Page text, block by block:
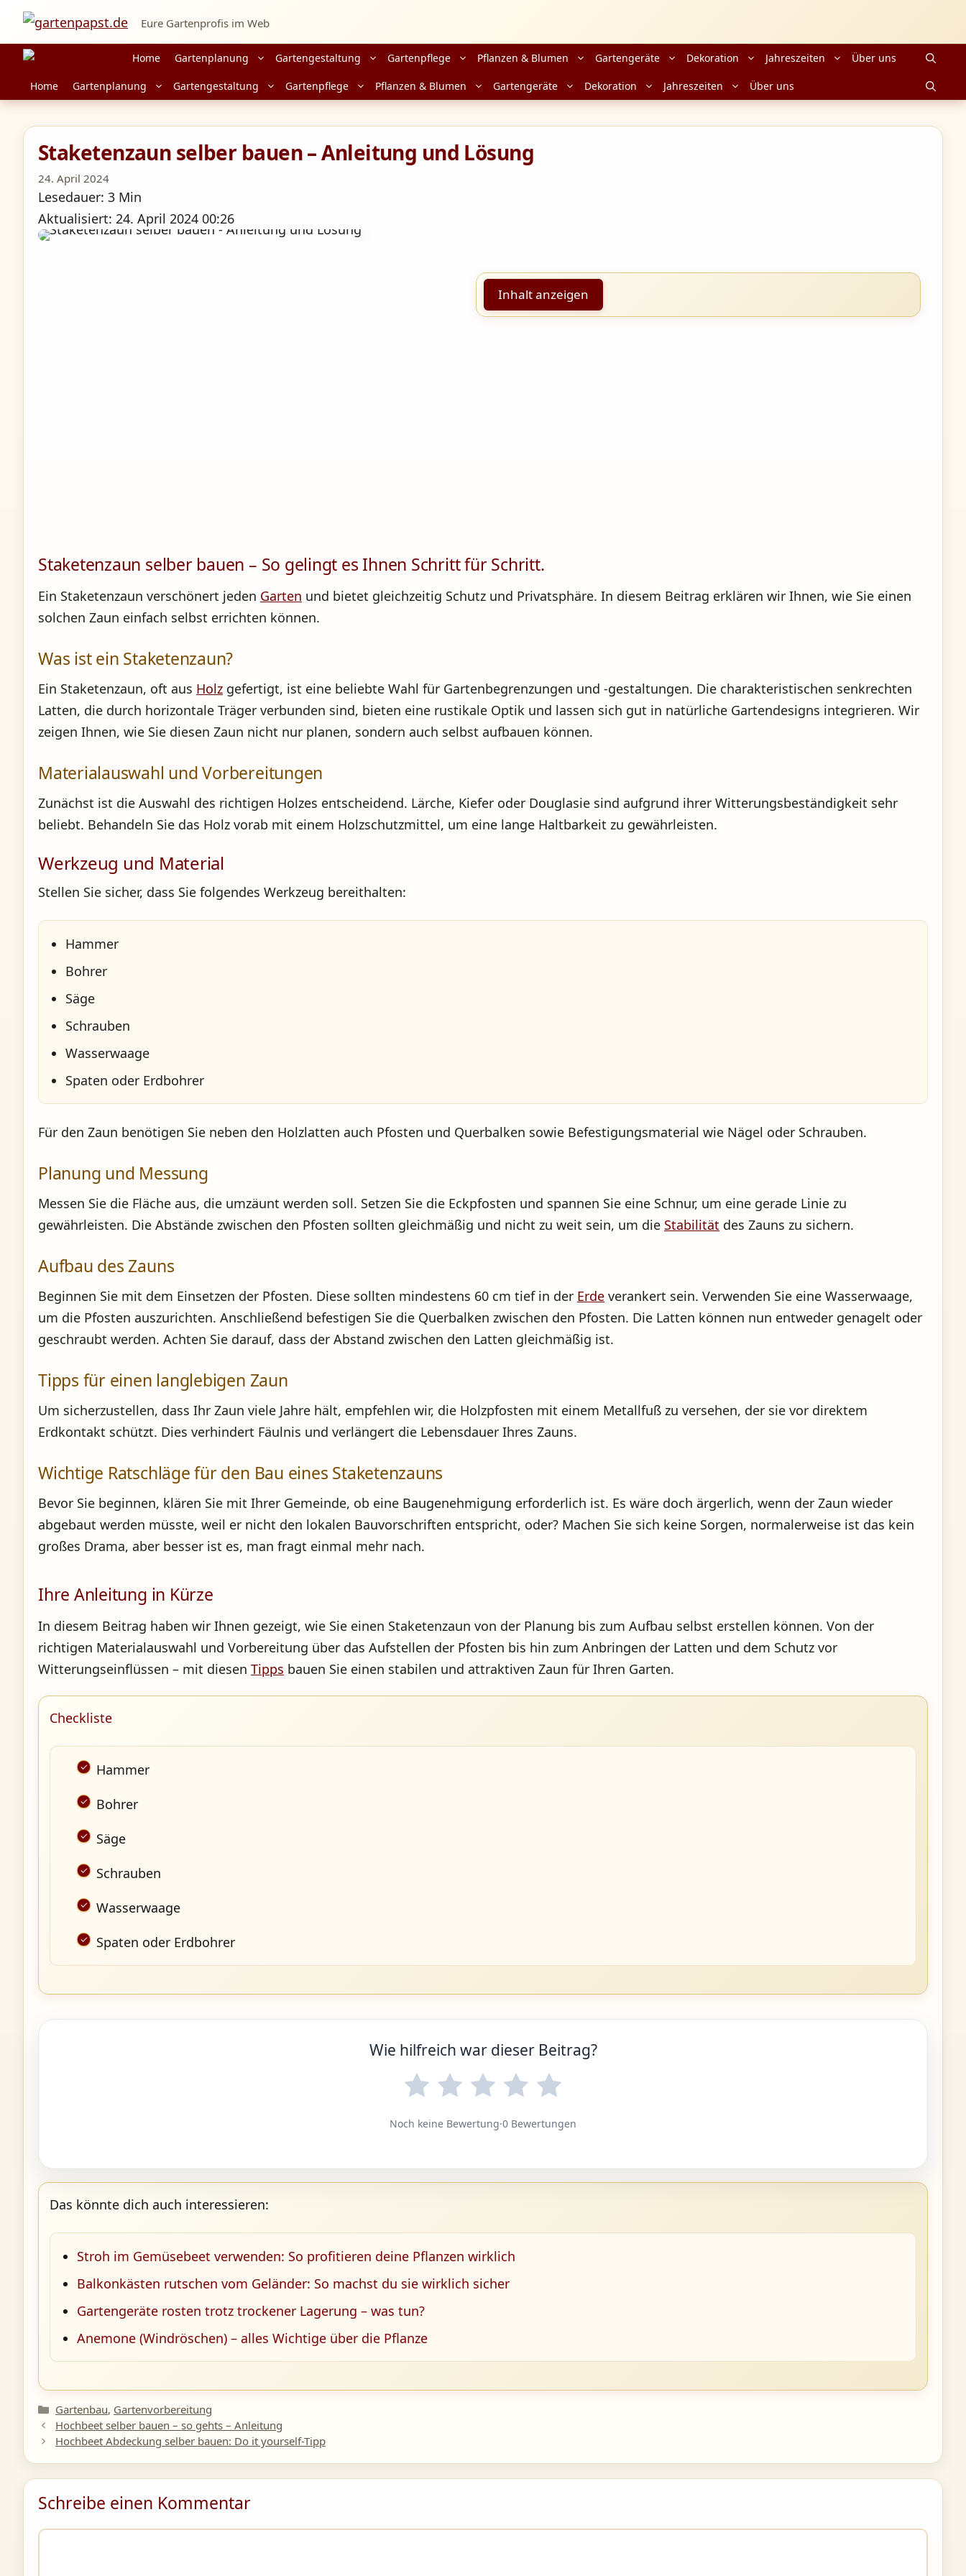
Zum
springen
Eure Gartenprofis im Web
Home Gartenplanung Gartengestaltung Gartenpflege Pflanzen & Blumen Gartengeräte Dekoration Jahreszeiten Über uns
Home Gartenplanung Gartengestaltung Gartenpflege Pflanzen & Blumen Gartengeräte Dekoration Jahreszeiten Über uns
Staketenzaun selber bauen – Anleitung und Lösung
24. April 2024
Lesedauer: 3 Min
Aktualisiert: 24. April 2024 00:26
Inhalt anzeigen
Staketenzaun selber bauen – So gelingt es Ihnen Schritt für Schritt.
Ein Staketenzaun verschönert jeden Garten und bietet gleichzeitig Schutz und Privatsphäre. In diesem Beitrag erklären wir Ihnen, wie Sie einen
solchen Zaun einfach selbst errichten können.
Was ist ein Staketenzaun?
Ein Staketenzaun, oft aus Holz gefertigt, ist eine beliebte Wahl für Gartenbegrenzungen und -gestaltungen. Die charakteristischen senkrechten
Latten, die durch horizontale Träger verbunden sind, bieten eine rustikale Optik und lassen sich gut in natürliche Gartendesigns integrieren. Wir
zeigen Ihnen, wie Sie diesen Zaun nicht nur planen, sondern auch selbst aufbauen können.
Materialauswahl und Vorbereitungen
Zunächst ist die Auswahl des richtigen Holzes entscheidend. Lärche, Kiefer oder Douglasie sind aufgrund ihrer Witterungsbeständigkeit sehr
beliebt. Behandeln Sie das Holz vorab mit einem Holzschutzmittel, um eine lange Haltbarkeit zu gewährleisten.
Werkzeug und Material
Stellen Sie sicher, dass Sie folgendes Werkzeug bereithalten:
Hammer
Bohrer
Säge
Schrauben
Wasserwaage
Spaten oder Erdbohrer
Für den Zaun benötigen Sie neben den Holzlatten auch Pfosten und Querbalken sowie Befestigungsmaterial wie Nägel oder Schrauben.
Planung und Messung
Messen Sie die Fläche aus, die umzäunt werden soll. Setzen Sie die Eckpfosten und spannen Sie eine Schnur, um eine gerade Linie zu
gewährleisten. Die Abstände zwischen den Pfosten sollten gleichmäßig und nicht zu weit sein, um die Stabilität des Zauns zu sichern.
Aufbau des Zauns
Beginnen Sie mit dem Einsetzen der Pfosten. Diese sollten mindestens 60 cm tief in der Erde verankert sein. Verwenden Sie eine Wasserwaage,
um die Pfosten auszurichten. Anschließend befestigen Sie die Querbalken zwischen den Pfosten. Die Latten können nun entweder genagelt oder
geschraubt werden. Achten Sie darauf, dass der Abstand zwischen den Latten gleichmäßig ist.
Tipps für einen langlebigen Zaun
Um sicherzustellen, dass Ihr Zaun viele Jahre hält, empfehlen wir, die Holzpfosten mit einem Metallfuß zu versehen, der sie vor direktem
Erdkontakt schützt. Dies verhindert Fäulnis und verlängert die Lebensdauer Ihres Zauns.
Wichtige Ratschläge für den Bau eines Staketenzauns
Bevor Sie beginnen, klären Sie mit Ihrer Gemeinde, ob eine Baugenehmigung erforderlich ist. Es wäre doch ärgerlich, wenn der Zaun wieder
abgebaut werden müsste, weil er nicht den lokalen Bauvorschriften entspricht, oder? Machen Sie sich keine Sorgen, normalerweise ist das kein
großes Drama, aber besser ist es, man fragt einmal mehr nach.
Ihre Anleitung in Kürze
In diesem Beitrag haben wir Ihnen gezeigt, wie Sie einen Staketenzaun von der Planung bis zum Aufbau selbst erstellen können. Von der
richtigen Materialauswahl und Vorbereitung über das Aufstellen der Pfosten bis hin zum Anbringen der Latten und dem Schutz vor
Witterungseinflüssen – mit diesen Tipps bauen Sie einen stabilen und attraktiven Zaun für Ihren Garten.
Checkliste
Hammer
Bohrer
Säge
Schrauben
Wasserwaage
Spaten oder Erdbohrer
Wie hilfreich war dieser Beitrag?
Noch keine Bewertung·0 Bewertungen
Das könnte dich auch interessieren:
Stroh im Gemüsebeet verwenden: So profitieren deine Pflanzen wirklich
Balkonkästen rutschen vom Geländer: So machst du sie wirklich sicher
Gartengeräte rosten trotz trockener Lagerung – was tun?
Anemone (Windröschen) – alles Wichtige über die Pflanze
Kategorien
Gartenbau, Gartenvorbereitung
Hochbeet selber bauen – so gehts – Anleitung
Hochbeet Abdeckung selber bauen: Do it yourself-Tipp
Schreibe einen Kommentar
Kommentar